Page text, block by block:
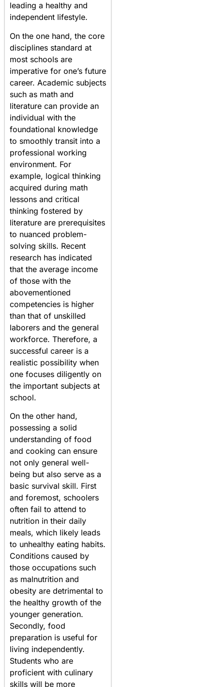
leading a healthy and
independent lifestyle.
On the one hand, the core
disciplines standard at
most schools are
imperative for one’s future
career. Academic subjects
such as math and
literature can provide an
individual with the
foundational knowledge
to smoothly transit into a
professional working
environment. For
example, logical thinking
acquired during math
lessons and critical
thinking fostered by
literature are prerequisites
to nuanced problem-
solving skills. Recent
research has indicated
that the average income
of those with the
abovementioned
competencies is higher
than that of unskilled
laborers and the general
workforce. Therefore, a
successful career is a
realistic possibility when
one focuses diligently on
the important subjects at
school.
On the other hand,
possessing a solid
understanding of food
and cooking can ensure
not only general well-
being but also serve as a
basic survival skill. First
and foremost, schoolers
often fail to attend to
nutrition in their daily
meals, which likely leads
to unhealthy eating habits.
Conditions caused by
those occupations such
as malnutrition and
obesity are detrimental to
the healthy growth of the
younger generation.
Secondly, food
preparation is useful for
living independently.
Students who are
proficient with culinary
skills will be more